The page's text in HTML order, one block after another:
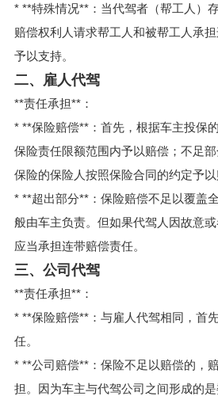
* **特殊情况**：当代驾者（帮工人）
赔偿权利人请求帮工人和被帮工人承
予以支持。
二、雇人代驾
**责任承担**：
* **保险赔偿**：首先，根据车主投保
保险责任限额范围内予以赔偿；不足
保险的保险人按照保险合同的约定予以
* **超出部分**：保险赔偿不足以覆盖
般由车主负责。但如果代驾人因故意
应当承担连带赔偿责任。
三、公司代驾
**责任承担**：
* **保险赔偿**：与雇人代驾相同，首
任。
* **公司赔偿**：保险不足以赔偿的，
担。因为车主与代驾公司之间形成的